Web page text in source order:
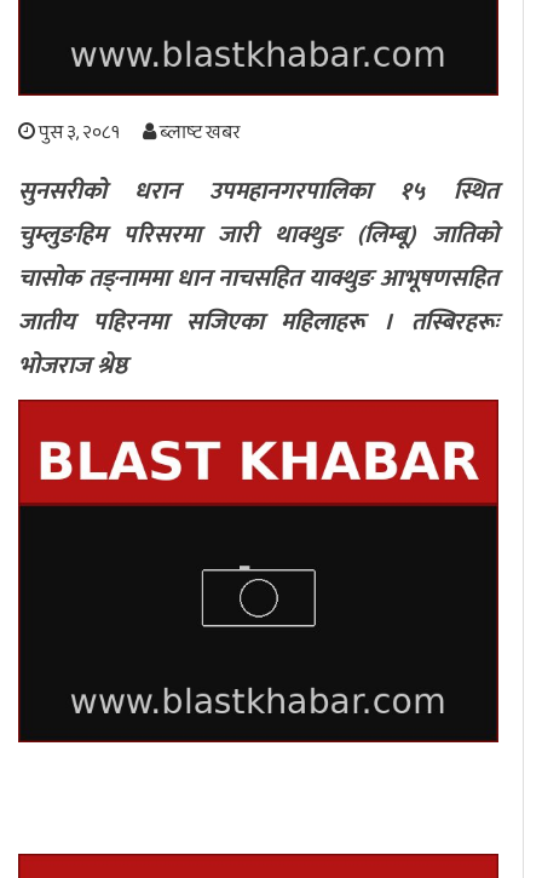
अपराध
थप विभाग
छापा संस्करण अर्थ बिचार सम्पादकीय
विशेष
अन्तर्राष्ट्रिय / प्रवास
अन्तरवार्ता संस्कृति साहित्य
ब्लग/रिभ्यु
राशिफल
पुस ३, २०८१ ब्लाष्ट खबर
सुनसरीको धरान उपमहानगरपालिका १५ स्थित
चुम्लुङहिम परिसरमा जारी थाक्थुङ (लिम्बू) जातिको
चासोक तङ्नाममा धान नाचसहित याक्थुङ आभूषणसहित
जातीय पहिरनमा सजिएका महिलाहरू । तस्बिरहरूः
भोजराज श्रेष्ठ